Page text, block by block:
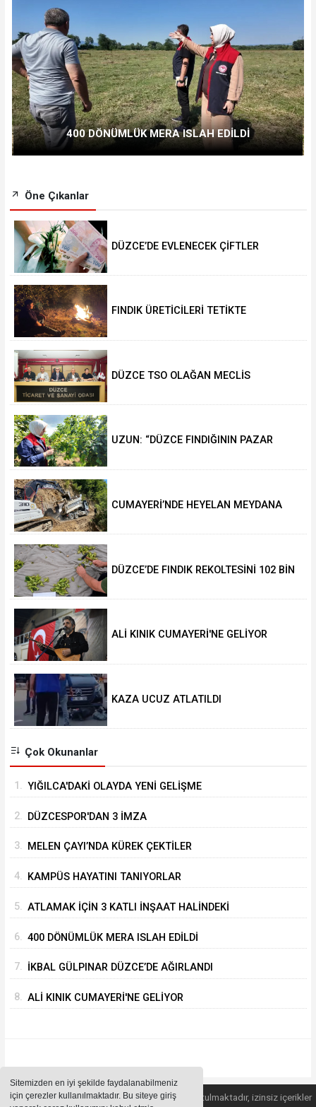
Sitemizden en iyi şekilde faydalanabilmeniz
için çerezler kullanılmaktadır. Bu siteye giriş
400 DÖNÜMLÜK MERA ISLAH EDİLDİ
Öne Çıkanlar
DÜZCE’DE EVLENECEK ÇİFTLER
FINDIK ÜRETİCİLERİ TETİKTE
DÜZCE TSO OLAĞAN MECLİS
UZUN: “DÜZCE FINDIĞININ PAZAR
CUMAYERİ’NDE HEYELAN MEYDANA
DÜZCE’DE FINDIK REKOLTESİNİ 102 BİN
ALİ KINIK CUMAYERİ'NE GELİYOR
KAZA UCUZ ATLATILDI
Çok Okunanlar
1. YIĞILCA'DAKİ OLAYDA YENİ GELİŞME
2. DÜZCESPOR'DAN 3 İMZA
3. MELEN ÇAYI’NDA KÜREK ÇEKTİLER
4. KAMPÜS HAYATINI TANIYORLAR
5. ATLAMAK İÇİN 3 KATLI İNŞAAT HALİNDEKİ
6. 400 DÖNÜMLÜK MERA ISLAH EDİLDİ
7. İKBAL GÜLPINAR DÜZCE’DE AĞIRLANDI
8. ALİ KINIK CUMAYERİ'NE GELİYOR
Sitemizde bulunan içeriklerin tüm hakları saklı tutulmaktadır, izinsiz içerikler